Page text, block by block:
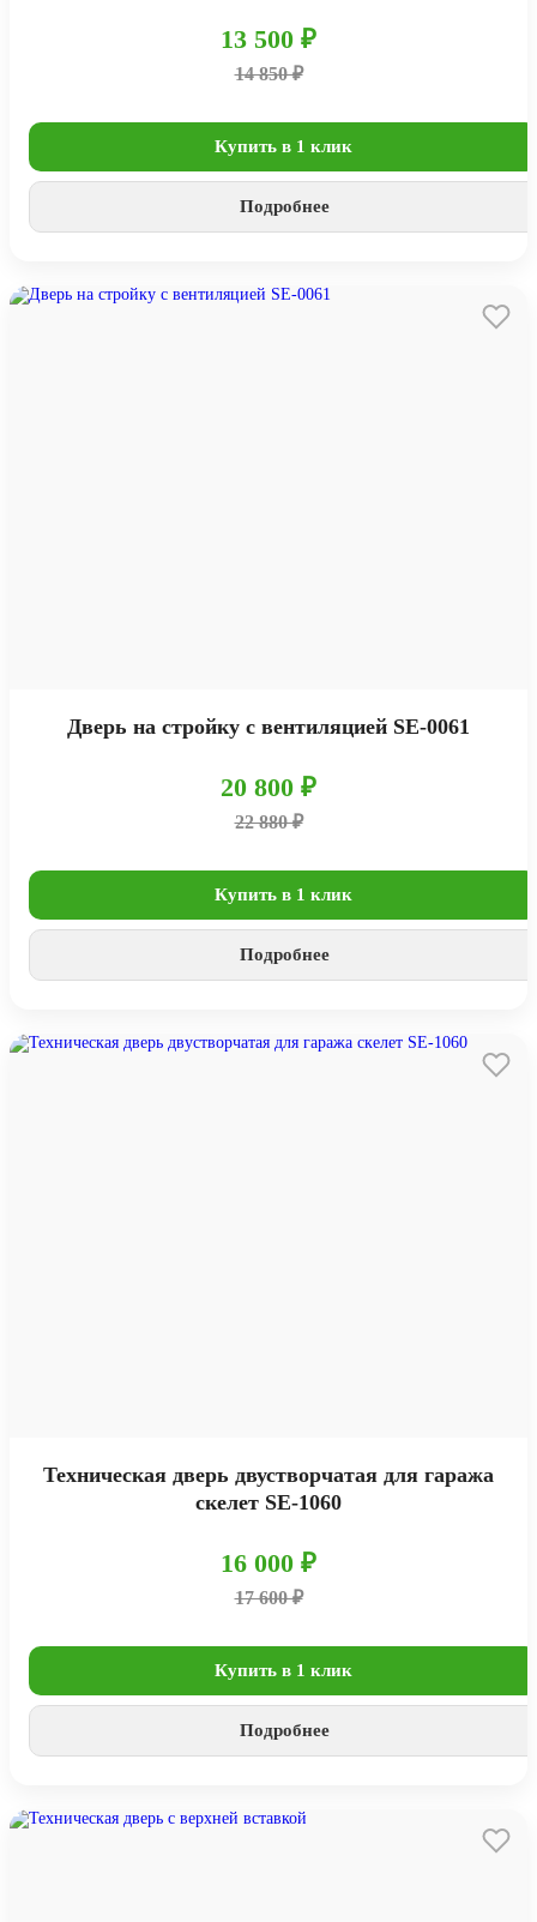
13 500 ₽
14 850 ₽
Купить в 1 клик
Подробнее
Дверь на стройку с вентиляцией SE-0061
20 800 ₽
22 880 ₽
Купить в 1 клик
Подробнее
Техническая дверь двустворчатая для гаража
скелет SE-1060
16 000 ₽
17 600 ₽
Купить в 1 клик
Подробнее